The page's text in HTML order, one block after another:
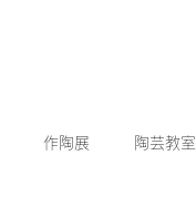
作陶展 陶芸教室